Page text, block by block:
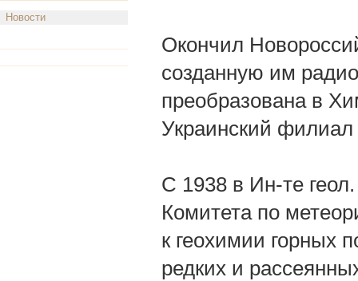
Новости
Окончил
созданную им
преобразована в
Украинский
С 1938 в Ин-те
Комитета по
к геохимии горных
редких и